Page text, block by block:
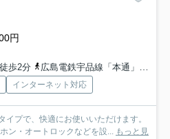
円
歩2分
広島電鉄宇品線「本通」駅 徒歩3分
インターネット対応
イプで、快適にお使いいただけます。
ン・オートロックなどを設... もっと見